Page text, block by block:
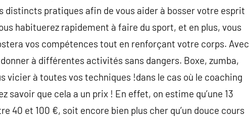
distincts pratiques afin de vous aider à bosser votre esprit
habituerez rapidement à faire du sport, et en plus, vous
vos compétences tout en renforçant votre corps. Avec
à différentes activités sans dangers. Boxe, zumba,
vicier à toutes vos techniques !dans le cas où le coaching
que cela a un prix ! En effet, on estime qu’une 13
40 et 100 €, soit encore bien plus cher qu’un douce cours